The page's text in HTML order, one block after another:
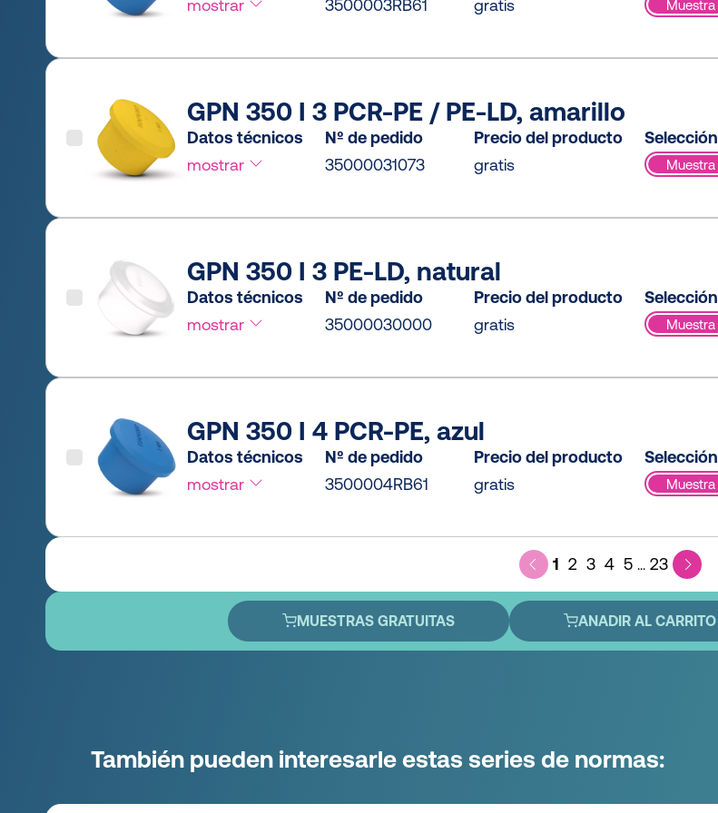
mostrar
3500003RB61
gratis
Muestra
GPN 350 I 3 PCR-PE / PE-LD, amarillo
Datos técnicos
mostrar
Nº de pedido
35000031073
Precio del producto
gratis
Selección
Muestra
GPN 350 I 3 PE-LD, natural
Datos técnicos
mostrar
Nº de pedido
35000030000
Precio del producto
gratis
Selección
Muestra
GPN 350 I 4 PCR-PE, azul
Datos técnicos
mostrar
Nº de pedido
3500004RB61
Precio del producto
gratis
Selección
Muestra
1 2 3 4 5 ... 23
MUESTRAS GRATUITAS ANADIR AL CARRITO
También pueden interesarle estas series de normas: